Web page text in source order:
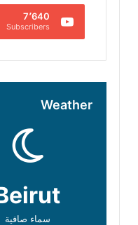
7٬640
Subscribers
Weather
سماء صافية